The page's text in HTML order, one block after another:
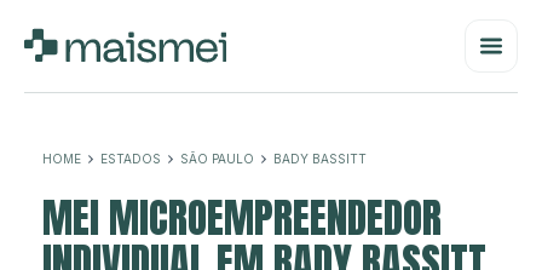
HOME ESTADOS SÃO PAULO BADY BASSITT
MEI MICROEMPREENDEDOR